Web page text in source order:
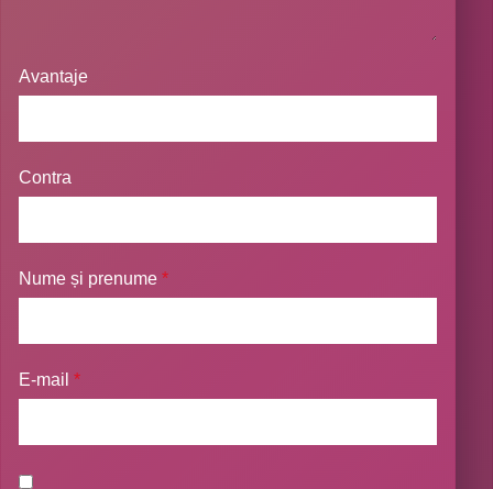
Avantaje
Contra
Nume și prenume*
E-mail*